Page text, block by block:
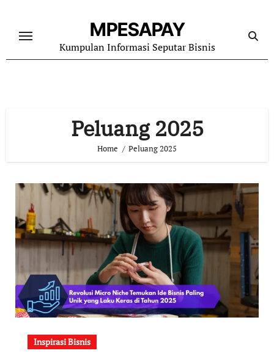
content
MPESAPAY
Kumpulan Informasi Seputar Bisnis
Peluang 2025
Home Peluang 2025
Inspirasi Bisnis